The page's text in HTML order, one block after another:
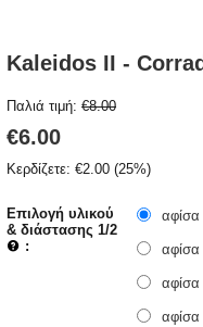
Kaleidos II -
Παλιά τιμή: €8.00
€6.00
Κερδίζετε: €2.00 (25%)
Επιλογή υλικού
& διάστασης 1/2
:
αφίσα
αφίσα
αφίσα
αφίσα